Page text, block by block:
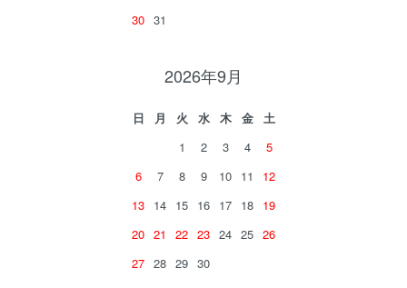
30 31
2026年9月
日 月 火 水 木 金
土
1
2 3 4
5
6
7 8 9 10 11
12
13 14 15 16 17 18 19
20 21 22 23 24 25 26
27 28 29 30